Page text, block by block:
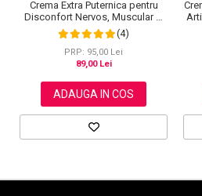
Crema Extra Puternica pentru
Disconfort Nervos, Muscular si
Articular, 120 g
(4)
PRP: 95,00 Lei
89,00 Lei
ADAUGA IN COS